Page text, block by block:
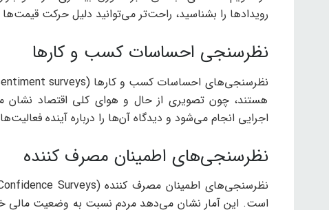
رویدادها را بشناسید، راحت‌تر می‌توانید دلیل حرکت قیمت‌ها
نظرسنجی احساسات کسب و کارها
هستند، چون تصویری از حال و هوای کلی اقتصاد
اجرایی انجام می‌شود و دیدگاه آن‌ها را درباره آینده
نظرسنجی‌های اطمینان مصرف کننده
است. این آمار نشان می‌دهد مردم نسبت به وضعیت مالی